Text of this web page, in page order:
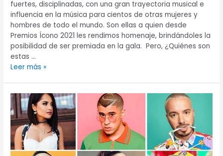
fuertes, disciplinadas, con una gran trayectoria musical e
influencia en la música para cientos de otras mujeres y
hombres de todo el mundo. Son ellas a quien desde
Premios Ícono 2021 les rendimos homenaje, brindándoles la
posibilidad de ser premiada en la gala. Pero, ¿Quiénes son
estas …
Leer más »
El
reguetón
en
Premios
Ícono
2021